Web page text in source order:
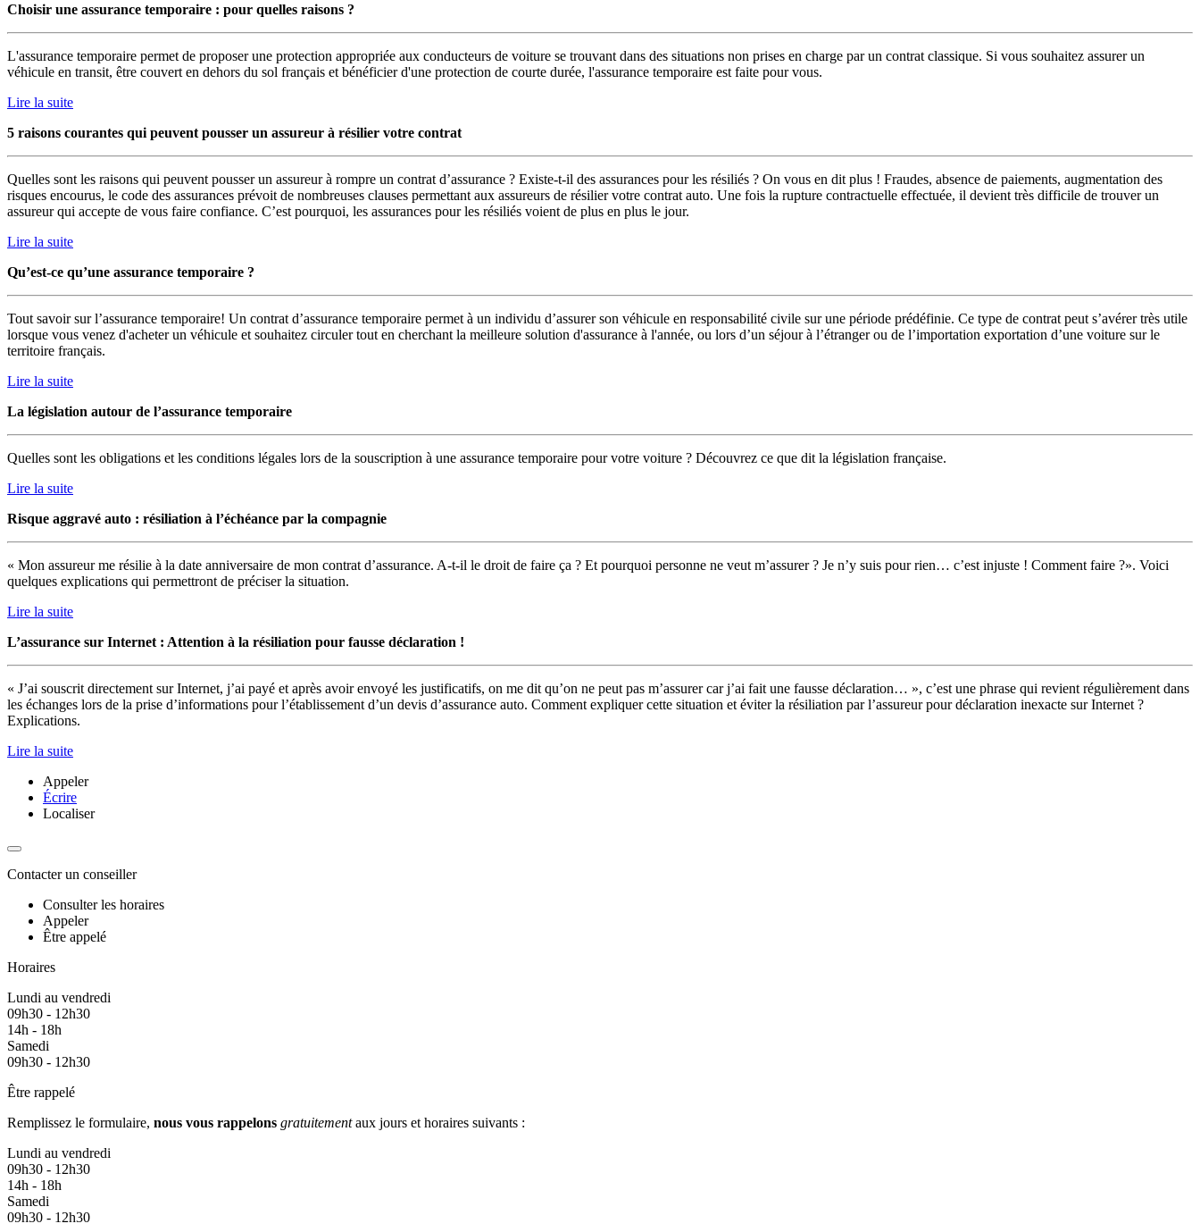
Choisir une assurance temporaire : pour quelles raisons ?
L'assurance temporaire permet de proposer une protection appropriée aux conducteurs de voiture se trouvant dans des situations non prises en charge par un contrat classique. Si vous souhaitez assurer un
véhicule en transit, être couvert en dehors du sol français et bénéficier d'une protection de courte durée, l'assurance temporaire est faite pour vous.
Lire la suite
5 raisons courantes qui peuvent pousser un assureur à résilier votre contrat
Quelles sont les raisons qui peuvent pousser un assureur à rompre un contrat d’assurance ? Existe-t-il des assurances pour les résiliés ? On vous en dit plus ! Fraudes, absence de paiements, augmentation des
risques encourus, le code des assurances prévoit de nombreuses clauses permettant aux assureurs de résilier votre contrat auto. Une fois la rupture contractuelle effectuée, il devient très difficile de trouver un
assureur qui accepte de vous faire confiance. C’est pourquoi, les assurances pour les résiliés voient de plus en plus le jour.
Lire la suite
Qu’est-ce qu’une assurance temporaire ?
Tout savoir sur l’assurance temporaire! Un contrat d’assurance temporaire permet à un individu d’assurer son véhicule en responsabilité civile sur une période prédéfinie. Ce type de contrat peut s’avérer très utile
lorsque vous venez d'acheter un véhicule et souhaitez circuler tout en cherchant la meilleure solution d'assurance à l'année, ou lors d’un séjour à l’étranger ou de l’importation exportation d’une voiture sur le
territoire français.
Lire la suite
La législation autour de l’assurance temporaire
Quelles sont les obligations et les conditions légales lors de la souscription à une assurance temporaire pour votre voiture ? Découvrez ce que dit la législation française.
Lire la suite
Risque aggravé auto : résiliation à l’échéance par la compagnie
« Mon assureur me résilie à la date anniversaire de mon contrat d’assurance. A-t-il le droit de faire ça ? Et pourquoi personne ne veut m’assurer ? Je n’y suis pour rien… c’est injuste ! Comment faire ?». Voici
quelques explications qui permettront de préciser la situation.
Lire la suite
L’assurance sur Internet : Attention à la résiliation pour fausse déclaration !
« J’ai souscrit directement sur Internet, j’ai payé et après avoir envoyé les justificatifs, on me dit qu’on ne peut pas m’assurer car j’ai fait une fausse déclaration… », c’est une phrase qui revient régulièrement dans
les échanges lors de la prise d’informations pour l’établissement d’un devis d’assurance auto. Comment expliquer cette situation et éviter la résiliation par l’assureur pour déclaration inexacte sur Internet ?
Explications.
Lire la suite
Appeler
Écrire
Localiser
Contacter un conseiller
Consulter les horaires
Appeler
Être appelé
Horaires
Lundi au vendredi
09h30 - 12h30
14h - 18h
Samedi
09h30 - 12h30
Être rappelé
Remplissez le formulaire, nous vous rappelons gratuitementaux jours et horaires suivants :
Lundi au vendredi
09h30 - 12h30
14h - 18h
Samedi
09h30 - 12h30